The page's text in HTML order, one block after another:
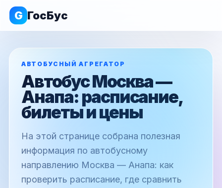
G ГосБус
АВТОБУСНЫЙ АГРЕГАТОР
Автобус Москва —
Анапа: расписание,
билеты и цены
На этой странице собрана полезная
информация по автобусному
направлению Москва — Анапа: как
проверить расписание, где сравнить